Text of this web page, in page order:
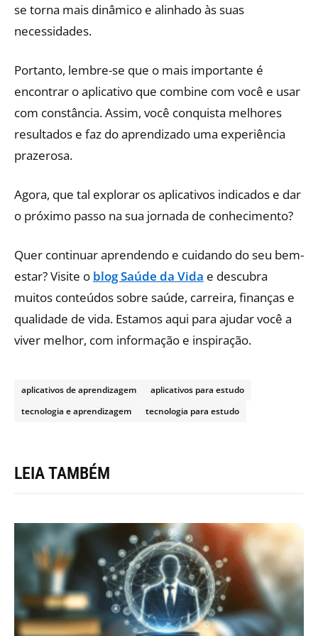
se torna mais dinâmico e alinhado às suas
necessidades.
Portanto, lembre-se que o mais importante é
encontrar o aplicativo que combine com você e usar
com constância. Assim, você conquista melhores
resultados e faz do aprendizado uma experiência
prazerosa.
Agora, que tal explorar os aplicativos indicados e dar
o próximo passo na sua jornada de conhecimento?
Quer continuar aprendendo e cuidando do seu bem-
estar? Visite o blog Saúde da Vida e descubra
muitos conteúdos sobre saúde, carreira, finanças e
qualidade de vida. Estamos aqui para ajudar você a
viver melhor, com informação e inspiração.
aplicativos de aprendizagem
aplicativos para estudo
tecnologia e aprendizagem
tecnologia para estudo
LEIA TAMBÉM